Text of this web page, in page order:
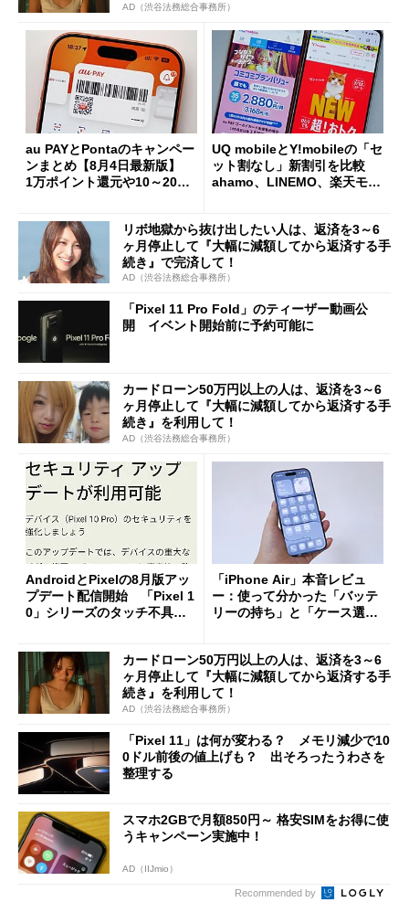
AD（渋谷法務総合事務所）
au PAYとPontaのキャンペー
ンまとめ【8月4日最新版】
1万ポイント還元や10～20％
UQ mobileとY!mobileの「セ
ット割なし」新割引を比較
ahamo、LINEMO、楽天モバ
リボ地獄から抜け出したい人は、返済を3～6
ヶ月停止して『大幅に減額してから返済する手
続き』で完済して！
AD（渋谷法務総合事務所）
「Pixel 11 Pro Fold」のティーザー動画公
開 イベント開始前に予約可能に
カードローン50万円以上の人は、返済を3～6
ヶ月停止して『大幅に減額してから返済する手
続き』を利用して！
AD（渋谷法務総合事務所）
AndroidとPixelの8月版アッ
プデート配信開始 「Pixel 1
0」シリーズのタッチ不具合
「iPhone Air」本音レビュ
ー：使って分かった「バッテ
リーの持ち」と「ケース選
カードローン50万円以上の人は、返済を3～6
ヶ月停止して『大幅に減額してから返済する手
続き』を利用して！
AD（渋谷法務総合事務所）
「Pixel 11」は何が変わる？ メモリ減少で10
0ドル前後の値上げも？ 出そろったうわさを
整理する
スマホ2GBで月額850円～ 格安SIMをお得に使
うキャンペーン実施中！
AD（IIJmio）
Recommended by